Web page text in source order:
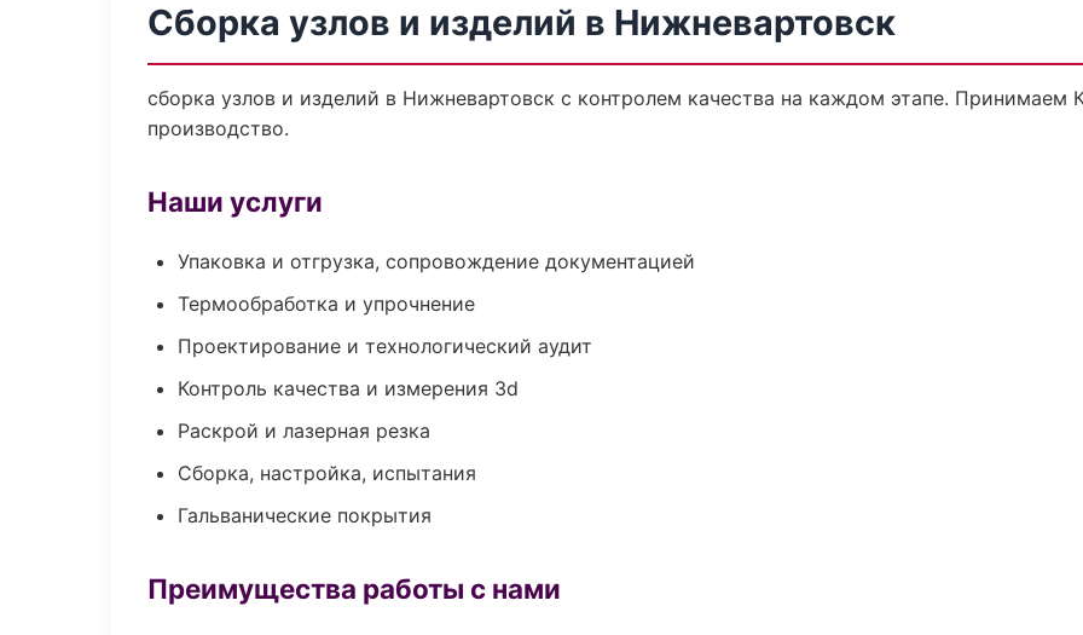
Сборка узлов и изделий в Нижневартовск
сборка узлов и изделий в Нижневартовск с контролем качества на каждом этапе. Принимаем
производство.
Наши услуги
Упаковка и отгрузка, сопровождение документацией
Термообработка и упрочнение
Проектирование и технологический аудит
Контроль качества и измерения 3d
Раскрой и лазерная резка
Сборка, настройка, испытания
Гальванические покрытия
Преимущества работы с нами